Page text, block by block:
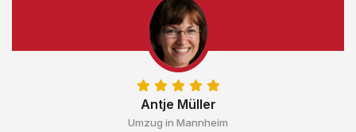
Antje Müller
Umzug in Mannheim